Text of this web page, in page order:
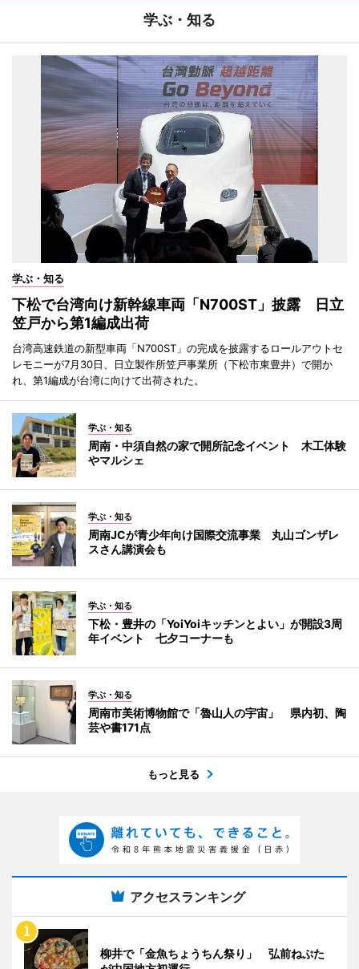
学ぶ・知る
学ぶ・知る
下松で台湾向け新幹線車両「N700ST」披露 日立
笠戸から第1編成出荷
台湾高速鉄道の新型車両「N700ST」の完成を披露するロールアウトセ
レモニーが7月30日、日立製作所笠戸事業所（下松市東豊井）で開か
れ、第1編成が台湾に向けて出荷された。
学ぶ・知る
周南・中須自然の家で開所記念イベント 木工体験
やマルシェ
学ぶ・知る
周南JCが青少年向け国際交流事業 丸山ゴンザレ
スさん講演会も
学ぶ・知る
下松・豊井の「YoiYoiキッチンとよい」が開設3周
年イベント 七夕コーナーも
学ぶ・知る
周南市美術博物館で「魯山人の宇宙」 県内初、陶
芸や書171点
もっと見る
アクセスランキング
柳井で「金魚ちょうちん祭り」 弘前ねぷた